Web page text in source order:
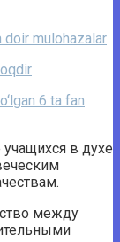
doir mulohazalar
6 ta fan
в духе
между